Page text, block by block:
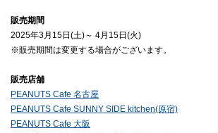
販売期間
2025年3月15日(土)～ 4月15日(火)
販売店舗
PEANUTS Cafe 名古屋
PEANUTS Cafe SUNNY SIDE kitchen(原宿)
PEANUTS Cafe 大阪